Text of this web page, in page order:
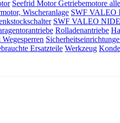
Seefrid Motor Getriebemotore
Wischeranlage SWF VALEO
SWF VALEO
Rolladenantriebe
Ersatzteile Werkzeug